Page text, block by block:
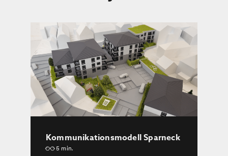
Kommunikationsmodell Sparneck
5 min.